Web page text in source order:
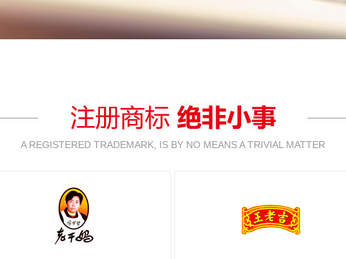
A REGISTERED TRADEMARK, IS BY NO MEANS A TRIVIAL MATTER